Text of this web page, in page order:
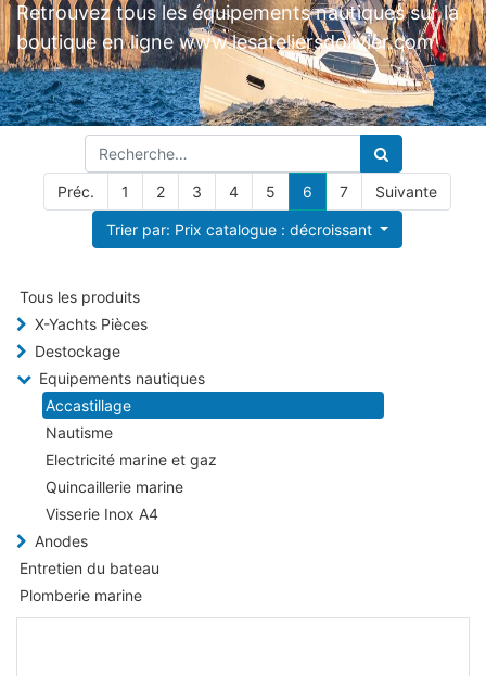
Retrouvez tous les équipements nautiques sur la
boutique en ligne www.lesateliersdolivier.com
Préc. 1 2 3 4 5 6 7 Suivante
Trier par: Prix catalogue : décroissant
Tous les produits
X-Yachts Pièces
Destockage
Equipements nautiques
Accastillage
Nautisme
Electricité marine et gaz
Quincaillerie marine
Visserie Inox A4
Anodes
Entretien du bateau
Plomberie marine